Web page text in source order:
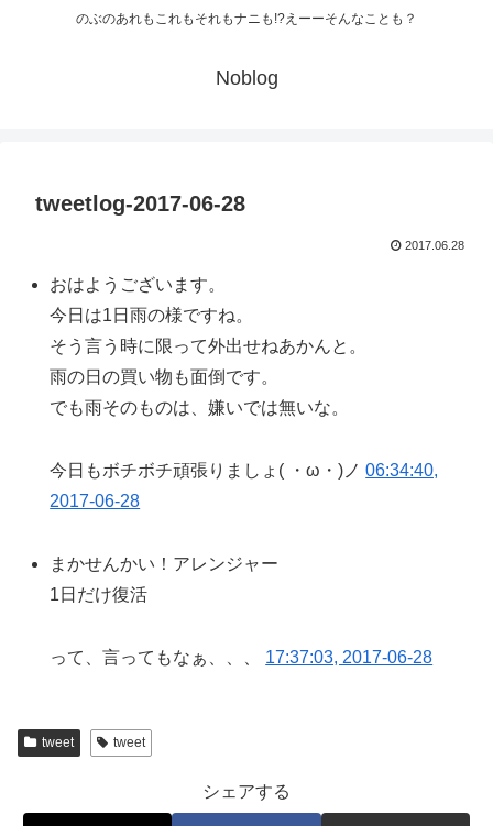
のぶのあれもこれもそれもナニも!?えーーそんなことも？
Noblog
tweetlog-2017-06-28
2017.06.28
おはようございます。
今日は1日雨の様ですね。
そう言う時に限って外出せねあかんと。
雨の日の買い物も面倒です。
でも雨そのものは、嫌いでは無いな。
今日もボチボチ頑張りましょ( ・ω・)ノ06:34:40,
2017-06-28
まかせんかい！アレンジャー
1日だけ復活
って、言ってもなぁ、、、 17:37:03, 2017-06-28
tweet tweet
シェアする